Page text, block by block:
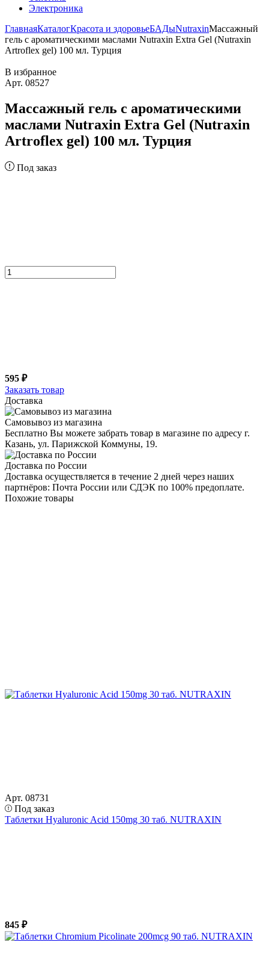
Электроника
ГлавнаяКаталогКрасота и здоровьеБАДыNutraxinМассажный
гель с ароматическими маслами Nutraxin Extra Gel (Nutraxin
Artroflex gel) 100 мл. Турция
В избранное
Арт. 08527
Массажный гель с ароматическими
маслами Nutraxin Extra Gel (Nutraxin
Artroflex gel) 100 мл. Турция
Под заказ
595 ₽
Заказать товар
Доставка
Самовывоз из магазина
Бесплатно Вы можете забрать товар в магазине по адресу г.
Казань, ул. Парижской Коммуны, 19.
Доставка по России
Доставка осуществляется в течение 2 дней через наших
партнёров: Почта России или СДЭК по 100% предоплате.
Похожие товары
Арт. 08731
Под заказ
Таблетки Hyaluronic Acid 150mg 30 таб. NUTRAXIN
845 ₽